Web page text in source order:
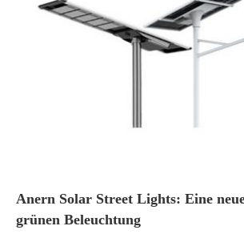
Anern Solar Street Lights: Eine
grünen Beleuchtung